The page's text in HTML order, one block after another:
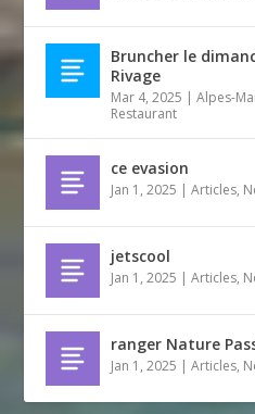
Bruncher le
Rivage
Mar 4, 2025 |Alpes-
Restaurant
ce evasion
Jan 1, 2025 |Articles,
jetscool
Jan 1, 2025 |Articles,
ranger Nature
Jan 1, 2025 |Articles,